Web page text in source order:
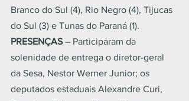
Branco do Sul (4), Rio Negro (4), Tijucas
do Sul (3) e Tunas do Paraná (1).
PRESENÇAS – Participaram da
solenidade de entrega o diretor-geral
da Sesa, Nestor Werner Junior; os
deputados estaduais Alexandre Curi,